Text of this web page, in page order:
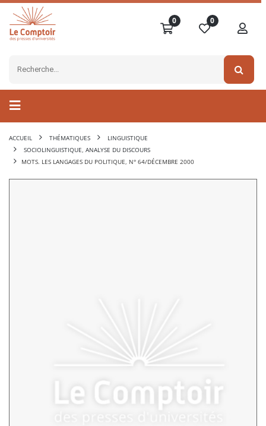
0 0
ACCUEIL THÉMATIQUES
LINGUISTIQUE
SOCIOLINGUISTIQUE, ANALYSE DU DISCOURS
MOTS. LES LANGAGES DU POLITIQUE, N° 64/DÉCEMBRE 2000